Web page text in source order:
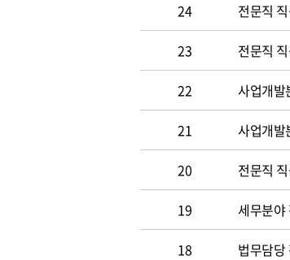
24 전문직
23 전문직
22 사업개발
21 사업개발
20 전문직
19 세무분야
18 법무담당